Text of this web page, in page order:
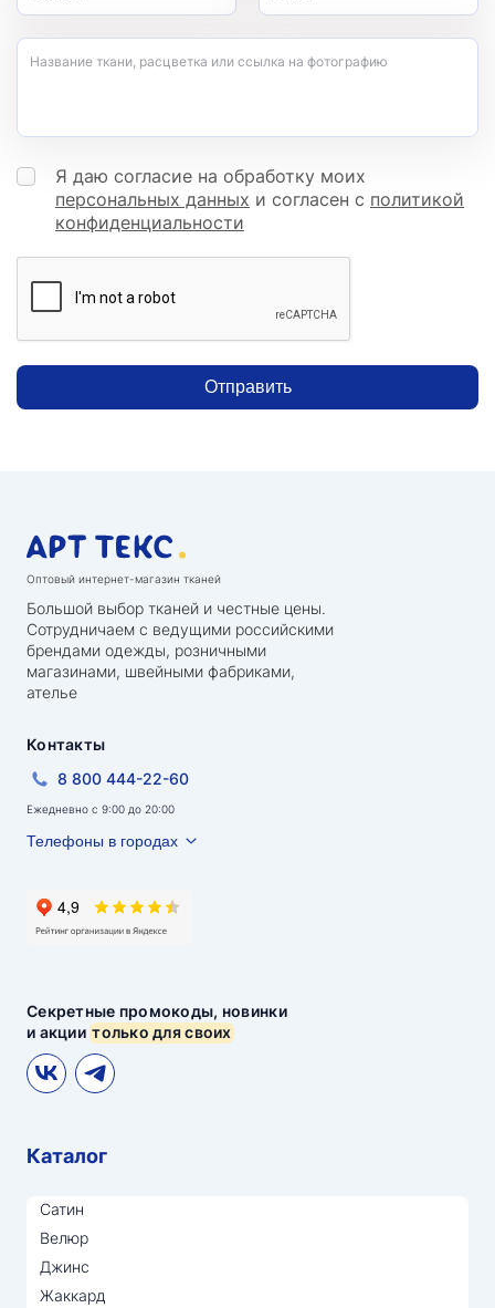
Название ткани, расцветка или ссылка на фотографию
Я даю согласие на обработку моих
персональных данных и согласен с политикой
конфиденциальности
Отправить
Оптовый интернет-магазин тканей
Большой выбор тканей и честные цены.
Сотрудничаем с ведущими российскими
брендами одежды, розничными
магазинами, швейными фабриками,
ателье
Секретные промокоды, новинки
и акциитолько для своих
Контакты
8 800 444-22-60
Ежедневно с 9:00 до 20:00
Телефоны в городах
Каталог
Сатин
Велюр
Джинс
Жаккард